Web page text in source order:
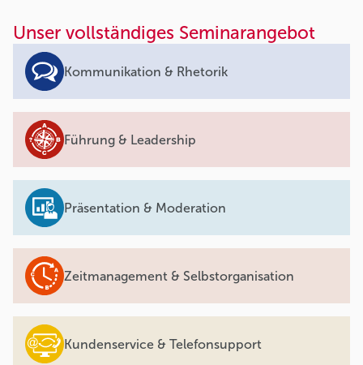
Unser vollständiges Seminarangebot
Kommunikation & Rhetorik
Führung & Leadership
Präsentation & Moderation
Zeitmanagement & Selbstorganisation
Kundenservice & Telefonsupport